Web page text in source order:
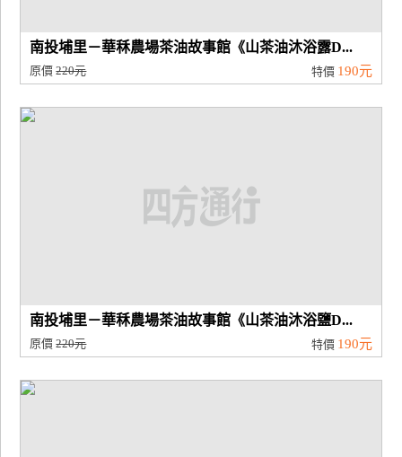
計
商
南投埔里－華秝農場茶油故事館《山茶油沐浴露D...
原價220元 特價 190元
南投埔里－華秝農場茶油故事館《山茶油沐浴鹽D...
原價220元 特價 190元